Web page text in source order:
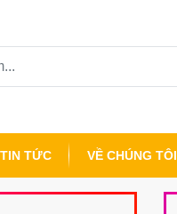
TIN TỨC VỀ CHÚNG TÔI